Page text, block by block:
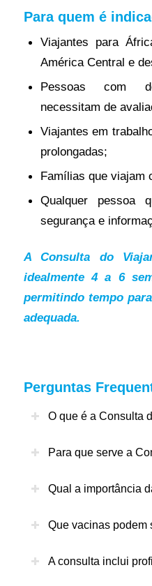
Para quem é
Viajantes para
América Central e
Pessoas com
necessitam de
Viajantes em
prolongadas;
Famílias que viajam
Qualquer pessoa
segurança e
A Consulta do
idealmente 4 a 6
permitindo tempo
adequada.
Perguntas
O que é a Consulta
Para que serve a
Qual a importância
Que vacinas podem
A consulta inclui